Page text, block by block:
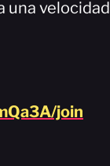
una velocidad
join